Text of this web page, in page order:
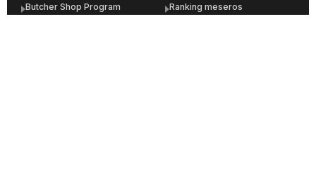
Butcher Shop Program Ranking meseros